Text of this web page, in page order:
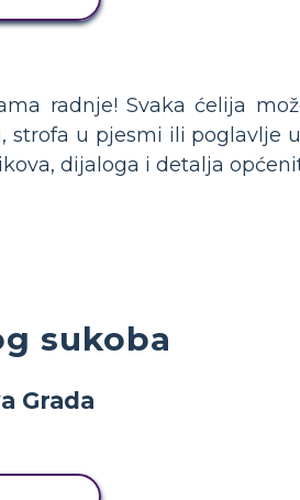
radnje! Svaka ćelija
u pjesmi ili poglavlje
dijaloga i detalja
sukoba